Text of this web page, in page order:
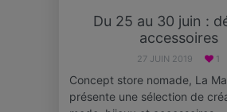
Du 25 au 30 juin :
accessoires
27 JUIN 2019 1
Concept store nomade, La
présente une sélection de